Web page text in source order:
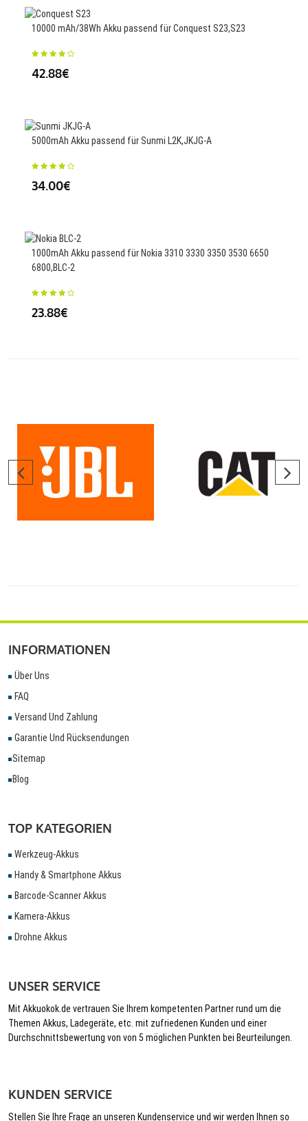
10000 mAh/38Wh Akku passend für Conquest S23,S23
42.88€
5000mAh Akku passend für Sunmi L2K,JKJG-A
34.00€
1000mAh Akku passend für Nokia 3310 3330 3350 3530 6650
6800,BLC-2
23.88€
INFORMATIONEN
Über Uns
FAQ
Versand Und Zahlung
Garantie Und Rücksendungen
Sitemap
Blog
TOP KATEGORIEN
Werkzeug-Akkus
Handy & Smartphone Akkus
Barcode-Scanner Akkus
Kamera-Akkus
Drohne Akkus
UNSER SERVICE
Mit Akkuokok.de vertrauen Sie Ihrem kompetenten Partner rund um die
Themen Akkus, Ladegeräte, etc. mit zufriedenen Kunden und einer
Durchschnittsbewertung von von 5 möglichen Punkten bei Beurteilungen.
KUNDEN SERVICE
Stellen Sie Ihre Frage an unseren Kundenservice und wir werden Ihnen so